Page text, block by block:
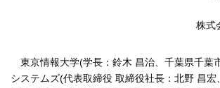
株式
東京情報大学(学長：鈴木 昌治、千葉県千葉
システムズ(代表取締役 取締役社長：北野 昌宏